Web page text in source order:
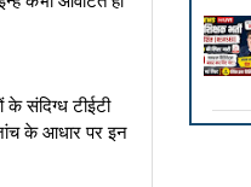
के संदिग्ध टीईटी
के आधार पर इन